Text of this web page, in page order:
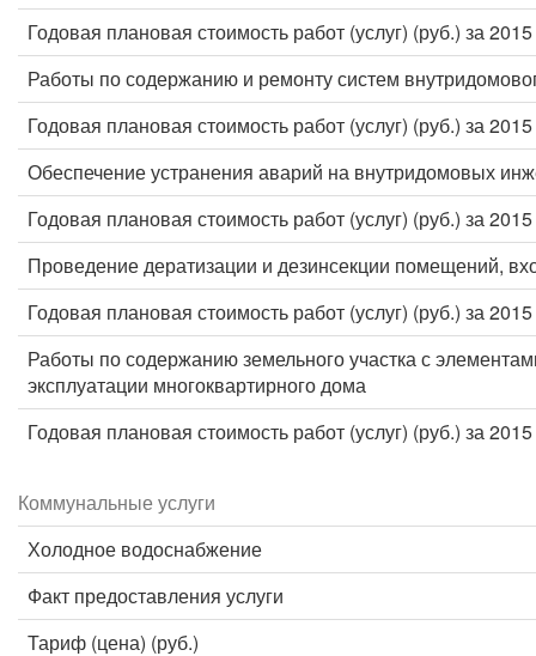
Годовая плановая стоимость работ (услуг) (руб.) за 2015
Работы по содержанию и ремонту систем
Годовая плановая стоимость работ (услуг) (руб.) за 2015
Обеспечение устранения аварий на внутридомовых
Годовая плановая стоимость работ (услуг) (руб.) за 2015
Проведение дератизации и дезинсекции помещений,
Годовая плановая стоимость работ (услуг) (руб.) за 2015
Работы по содержанию земельного участка с
эксплуатации многоквартирного дома
Годовая плановая стоимость работ (услуг) (руб.) за 2015
Коммунальные услуги
Холодное водоснабжение
Факт предоставления услуги
Тариф (цена) (руб.)